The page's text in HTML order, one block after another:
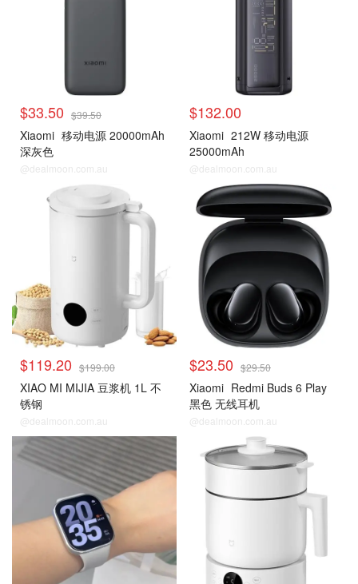
$33.50 $39.50
Xiaomi 移动电源 20000mAh
深灰色
@dealmoon.com.au
$132.00
Xiaomi 212W 移动电源
25000mAh
@dealmoon.com.au
$119.20 $199.00
XIAO MI MIJIA 豆浆机 1L 不
锈钢
@dealmoon.com.au
$23.50 $29.50
Xiaomi Redmi Buds 6 Play
黑色 无线耳机
@dealmoon.com.au